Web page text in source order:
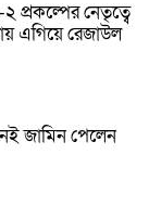
প্রকল্পের নেতৃত্বে
এগিয়ে রেজাউল
জামিন পেলেন